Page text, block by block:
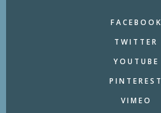
FACEBOOK
TWITTER
YOUTUBE
PINTEREST
VIMEO